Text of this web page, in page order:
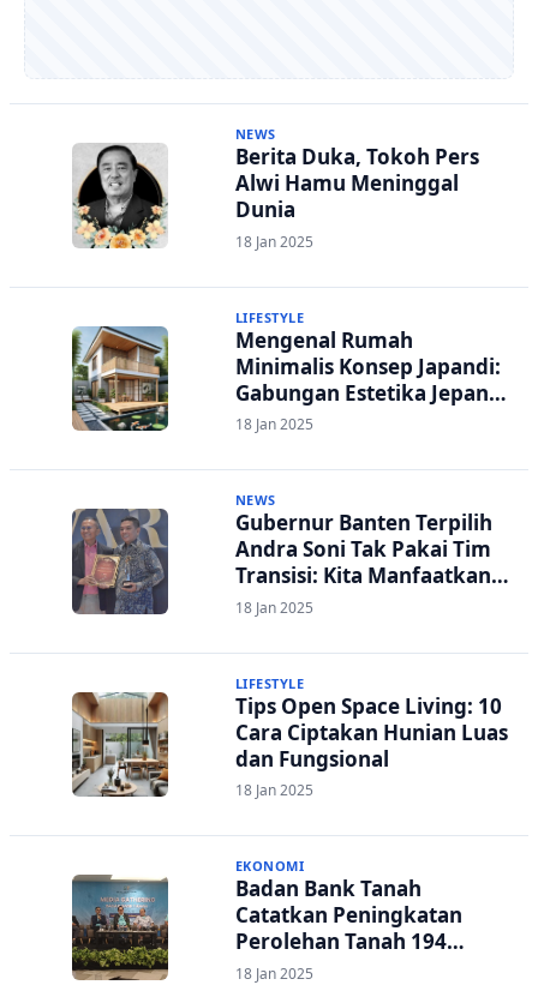
NEWS
Berita Duka, Tokoh Pers
Alwi Hamu Meninggal
Dunia
18 Jan 2025
LIFESTYLE
Mengenal Rumah
Minimalis Konsep Japandi:
Gabungan Estetika Jepang
dan Skandinavia
18 Jan 2025
NEWS
Gubernur Banten Terpilih
Andra Soni Tak Pakai Tim
Transisi: Kita Manfaatkan
ASN
18 Jan 2025
LIFESTYLE
Tips Open Space Living: 10
Cara Ciptakan Hunian Luas
dan Fungsional
18 Jan 2025
EKONOMI
Badan Bank Tanah
Catatkan Peningkatan
Perolehan Tanah 194
Persen di 2024
18 Jan 2025